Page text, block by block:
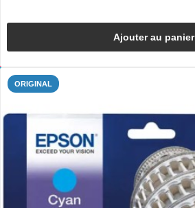
Ajouter au panier
ORIGINAL